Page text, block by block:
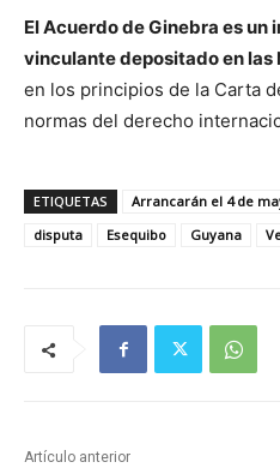
El Acuerdo de Ginebra es
vinculante depositado en las
en los principios de la Carta
normas del derecho
ETIQUETAS Arrancarán el 4 de
disputa
Esequibo Guyana
Artículo anterior